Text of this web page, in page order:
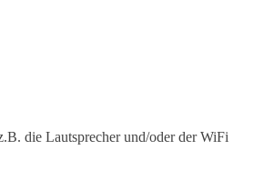
die Lautsprecher und/oder der WiFi